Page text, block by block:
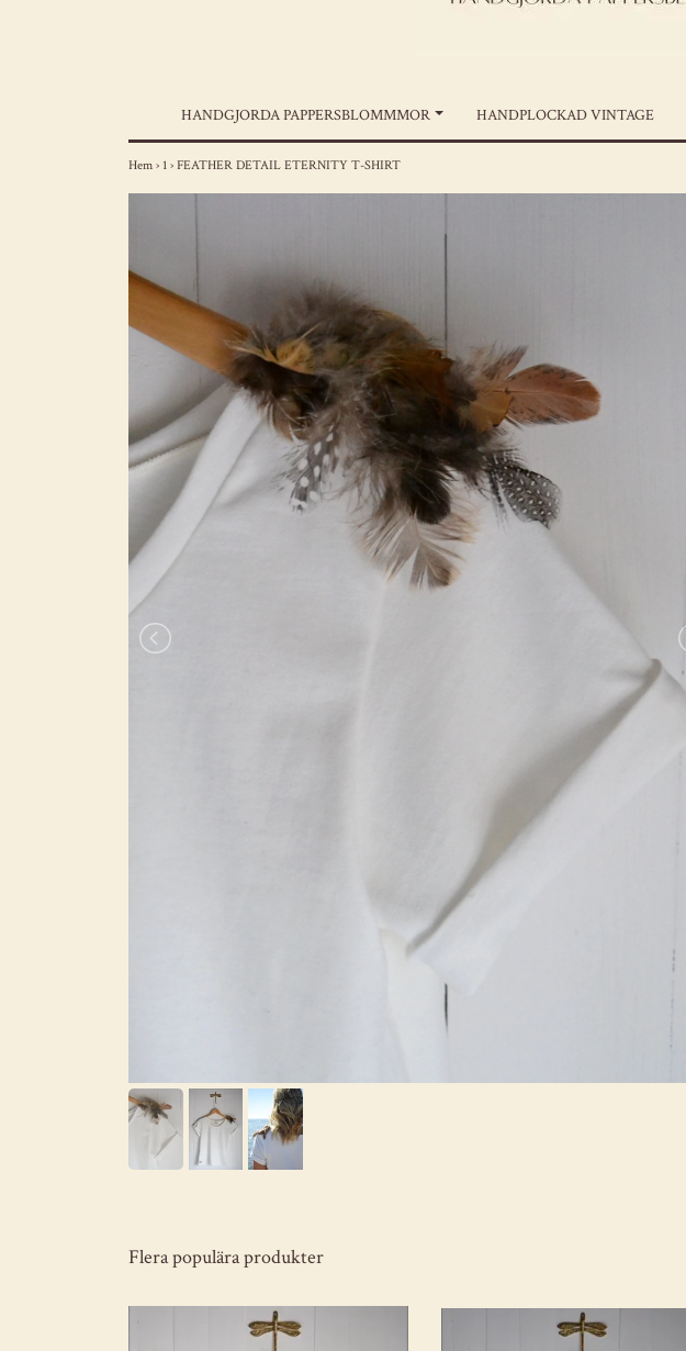
HANDGJORDA PAPPERSBLOMMMOR HANDPLOCKAD VINTAGE
Hem › 1 › FEATHER DETAIL ETERNITY T-SHIRT
Flera populära produkter